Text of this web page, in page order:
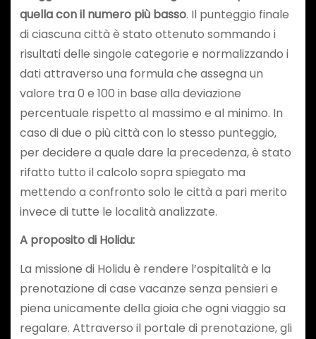
quella con il numero più basso. Il punteggio finale
di ciascuna città è stato ottenuto sommando i
risultati delle singole categorie e normalizzando i
dati attraverso una formula che assegna un
valore tra 0 e 100 in base alla deviazione
percentuale rispetto al massimo e al minimo. In
caso di due o più città con lo stesso punteggio,
per decidere a quale dare la precedenza, è stato
rifatto tutto il calcolo sopra spiegato ma
mettendo a confronto solo le città a pari merito
invece di tutte le località analizzate.
A proposito di Holidu:
La missione di Holidu è rendere l’ospitalità e la
prenotazione di case vacanze senza pensieri e
piena unicamente della gioia che ogni viaggio sa
regalare. Attraverso il portale di prenotazione, gli